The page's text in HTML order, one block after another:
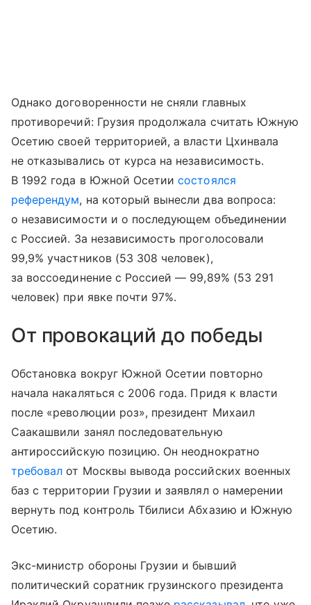
Однако договоренности не сняли главных
противоречий: Грузия продолжала считать Южную
Осетию своей территорией, а власти Цхинвала
не отказывались от курса на независимость.
В 1992 года в Южной Осетиисостоялся
референдум, на который вынесли два вопроса:
о независимости и о последующем объединении
с Россией. За независимость проголосовали
99,9% участников (53 308 человек),
за воссоединение с Россией — 99,89% (53 291
человек) при явке почти 97%.
От провокаций до победы
Обстановка вокруг Южной Осетии повторно
начала накаляться с 2006 года. Придя к власти
после «революции роз», президент Михаил
Саакашвили занял последовательную
антироссийскую позицию. Он неоднократно
требовал от Москвы вывода российских военных
баз с территории Грузии и заявлял о намерении
вернуть под контроль Тбилиси Абхазию и Южную
Осетию.
Экс-министр обороны Грузии и бывший
политический соратник грузинского президента